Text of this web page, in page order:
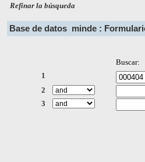
Refinar la búsqueda
Base de datos minde :
Buscar:
1
2
3